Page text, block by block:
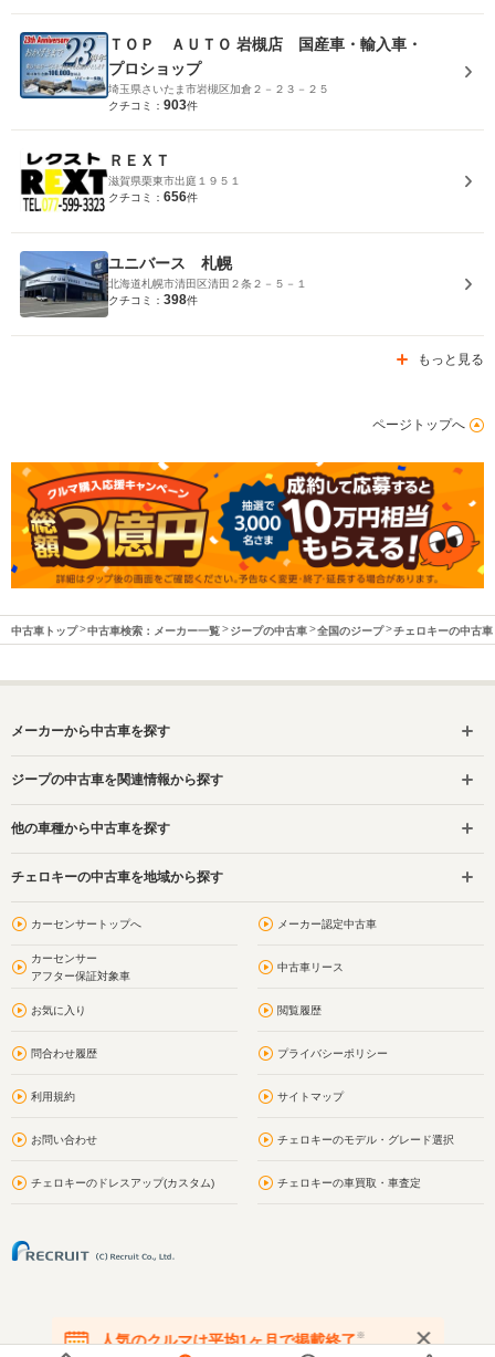
ＴＯＰ ＡＵＴＯ 岩槻店 国産車・輸入車・
プロショップ
埼玉県さいたま市岩槻区加倉２－２３－２５
クチコミ： 903件
ＲＥＸＴ
滋賀県栗東市出庭１９５１
クチコミ： 656件
ユニバース 札幌
北海道札幌市清田区清田２条２－５－１
クチコミ： 398件
もっと見る
ページトップへ
中古車トップ 中古車検索：メーカー一覧 ジープの中古車 全国のジープ チェロキーの中古車
メーカーから中古車を探す
ジープの中古車を関連情報から探す
他の車種から中古車を探す
チェロキーの中古車を地域から探す
カーセンサートップへ メーカー認定中古車
カーセンサー
アフター保証対象車
中古車リース
お気に入り 閲覧履歴
問合わせ履歴 プライバシーポリシー
利用規約 サイトマップ
お問い合わせ チェロキーのモデル・グレード選択
チェロキーのドレスアップ(カスタム) チェロキーの車買取・車査定
人気のクルマは平均1ヶ月で掲載終了※